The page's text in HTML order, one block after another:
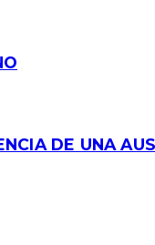
DE UNA